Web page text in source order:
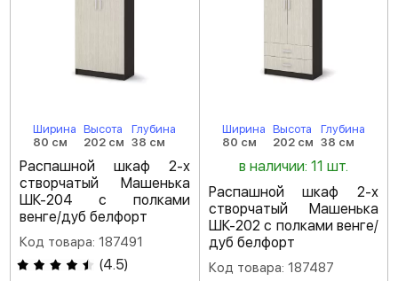
Ширина
80 см
Высота
202 см
Глубина
38 см
Распашной шкаф 2-х
створчатый Машенька
ШК-204 с полками
венге/дуб белфорт
Код товара: 187491
(4.5)
Ширина
80 см
Высота
202 см
Глубина
38 см
в наличии: 11 шт.
Распашной шкаф 2-х
створчатый Машенька
ШК-202 с полками венге/
дуб белфорт
Код товара: 187487